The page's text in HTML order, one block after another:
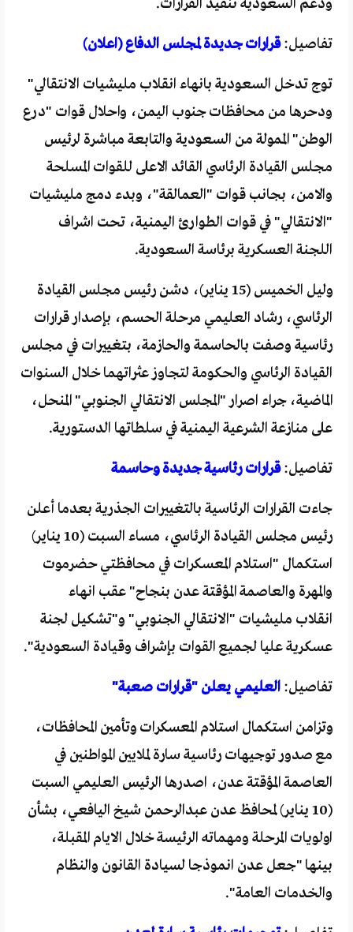
تفاصيل:قرارات جديدة لمجلس الدفاع (اعلان)
توج تدخل السعودية بانهاء انقلاب مليشيات الانتقالي"
ودحرها من محافظات جنوب اليمن، واحلال قوات "درع
الوطن" الممولة من السعودية والتابعة مباشرة لرئيس
مجلس القيادة الرئاسي القائد الاعلى للقوات المسلحة
والامن، بجانب قوات "العمالقة"، وبدء دمج مليشيات
"الانتقالي" في قوات الطوارئ اليمنية، تحت اشراف
اللجنة العسكرية برئاسة السعودية.
وليل الخميس (15 يناير)، دشن رئيس مجلس القيادة
الرئاسي، رشاد العليمي مرحلة الحسم، بإصدار قرارات
رئاسية وصفت بالحاسمة والحازمة، بتغييرات في مجلس
القيادة الرئاسي والحكومة لتجاوز عثراتهما خلال السنوات
الماضية، جراء اصرار "المجلس الانتقالي الجنوبي" المنحل،
على منازعة الشرعية اليمنية في سلطاتها الدستورية.
تفاصيل:قرارات رئاسية جديدة وحاسمة
جاءت القرارات الرئاسية بالتغييرات الجذرية بعدما أعلن
رئيس مجلس القيادة الرئاسي، مساء السبت (10 يناير)
استكمال "استلام المعسكرات في محافظتي حضرموت
والمهرة والعاصمة المؤقتة عدن بنجاح" عقب انهاء
انقلاب مليشيات "الانتقالي الجنوبي" و"تشكيل لجنة
عسكرية عليا لجميع القوات بإشراف وقيادة السعودية".
تفاصيل: العليمي يعلن "قرارات صعبة"
وتزامن استكمال استلام المعسكرات وتأمين المحافظات،
مع صدور توجيهات رئاسية سارة لملايين المواطنين في
العاصمة المؤقتة عدن، اصدرها الرئيس العليمي السبت
(10 يناير) لمحافظ عدن عبدالرحمن شيخ اليافعي، بشأن
اولويات المرحلة ومهماته الرئيسة خلال الايام المقبلة،
بينها "جعل عدن انموذجا لسيادة القانون والنظام
والخدمات العامة".